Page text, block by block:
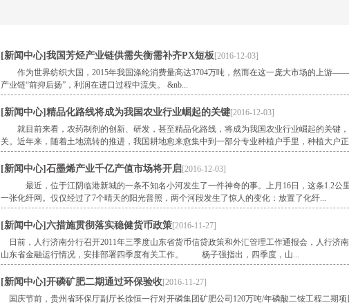
[新闻中心] 我国芳烃产业链供需失衡需补齐PX短板 [2016-12-03]
作为世界纺织大国，2015年我国涤纶消费量高达3704万吨，然而在这一庞大市场的上游——
产业链“前抑后扬”，利润在进口过程中流失。 &nb...
[新闻中心] 精品化路线将成为我国农业行业崛起的关键[2016-12-03]
就目前来看，农药制剂的创新、研发，甚至精品化路线，将成为我国农业行业崛起的关键
关。近年来，随着土地流转的推进，我国耕地愈来愈集中到一部分专业种植户手里，种植大户
[新闻中心] 石墨烯产业千亿产值市场将开启[2016-12-03]
最近，位于江阴临港新城的一条不知名小河发生了一件神奇的事。上月16日，这条1.2公
一张化纤网。仅仅经过了7个晴天的阳光普照，两个河段发生了惊人的变化：放置了化纤...
[新闻中心] 六措施贯彻落实稳健货币政策[2016-11-27]
日前，人行济南分行召开2011年三季度山东省货币信贷政策和外汇管理工作通报会，人行济
山东省金融运行情况，安排部署四季度有关工作。 杨子强指出，四季度，山...
[新闻中心] 开磷矿肥二期通过环保验收[2016-11-27]
国庆节前，贵州省环保厅副厅长徐恒一行对开磷集团矿肥公司120万吨/年磷酸二铵工程二期